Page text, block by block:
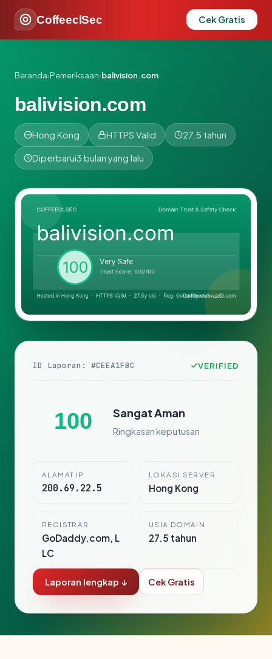
CoffeeclSec Cek Gratis
Beranda›Pemeriksaan›balivision.com
balivision.com
Hong Kong HTTPS Valid 27.5 tahun
Diperbarui3 bulan yang lalu
ID Laporan: #CEEA1FBC VERIFIED
100 Sangat Aman
Ringkasan keputusan
ALAMAT IP
200.69.22.5
LOKASI SERVER
Hong Kong
REGISTRAR
GoDaddy.com, L
LC
USIA DOMAIN
27.5 tahun
Laporan lengkap ↓ Cek Gratis